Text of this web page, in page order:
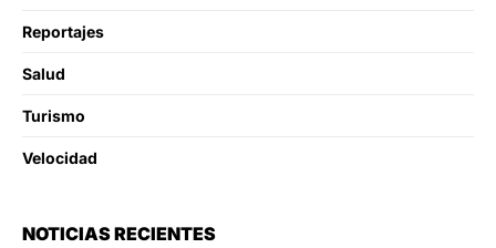
Reportajes
Salud
Turismo
Velocidad
NOTICIAS RECIENTES